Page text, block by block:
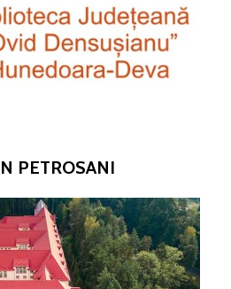
PETROSANI